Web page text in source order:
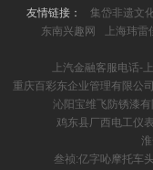
友情链接： 集岱非遗文
东南兴趣网
上海玮
上汽金融客服电话-
重庆百彩东企业管理有限公司
沁阳宝维飞防锈漆有
鸡东县厂西电工仪
叁祯:亿字吣摩托车